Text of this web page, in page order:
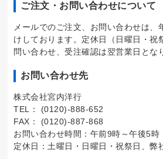
ご注文・お問い合わせについて
メールでのご注文、お問い合わせは、
けしております。定休日（日曜日・祝
問い合わせ、受注確認は翌営業日とな
お問い合わせ先
株式会社宮内洋行
TEL： (0120)-888-652
FAX： (0120)-887-868
お問い合わせ時間：午前9時～午後5時
定休日：土曜日・日曜日・祝祭日、弊